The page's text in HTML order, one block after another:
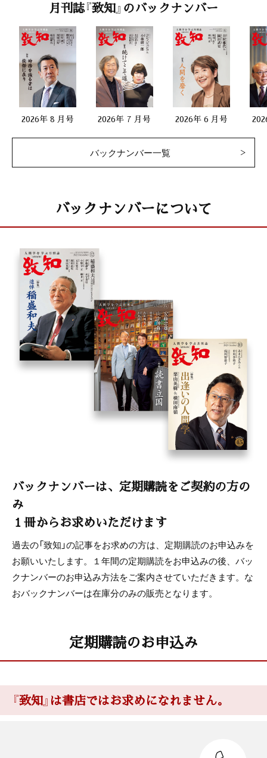
月刊誌『致知』のバックナンバー
2026年 8 月号 2026年 7 月号 2026年 6 月号
バックナンバー一覧
バックナンバーについて
バックナンバーは、定期購読をご契約の方の
み
１冊からお求めいただけます
過去の「致知」の記事をお求めの方は、定期購読のお申込みを
お願いいたします。１年間の定期購読をお申込みの後、バッ
クナンバーのお申込み方法をご案内させていただきます。な
おバックナンバーは在庫分のみの販売となります。
定期購読のお申込み
『致知』は書店ではお求めになれません。